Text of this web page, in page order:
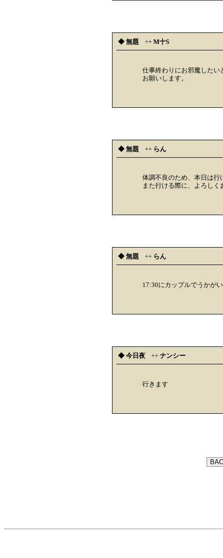
◆ 無題 ++ M十S
仕事終わりにお邪魔したい
お願いします。
◆ 無題 ++ らん
体調不良のため、本日は行
また行ける際に、よろしく
◆ 無題 ++ らん
17:30にカップルでうかが
◆ 今日夜 ++ ナンシー
行きます